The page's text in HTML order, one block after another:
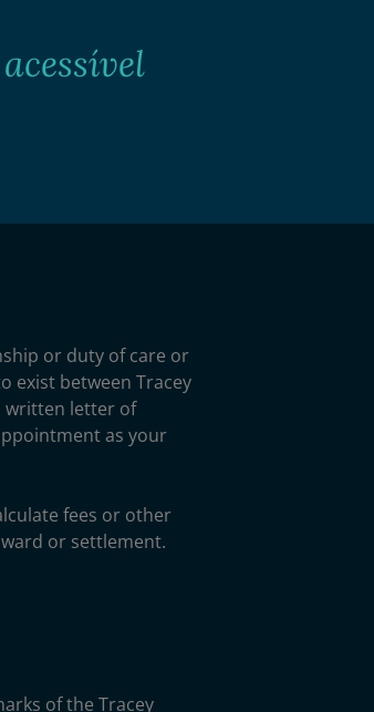
or duty of care or
exist between Tracey
written letter of
as your
fees or other
or settlement.
of the Tracey